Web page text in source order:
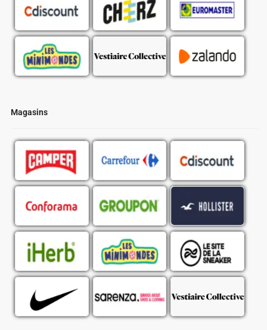
Magasins